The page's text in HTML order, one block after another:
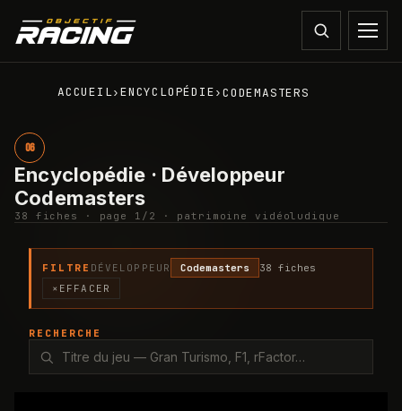
ACCUEIL›ENCYCLOPÉDIE›CODEMASTERS
06
Encyclopédie · Développeur
Codemasters
38 fiche s · page 1 / 2 · patrimoine vidéoludique
FILTRE DÉVELOPPEUR Codemasters 38 fiches
× EFFACER
RECHERCHE